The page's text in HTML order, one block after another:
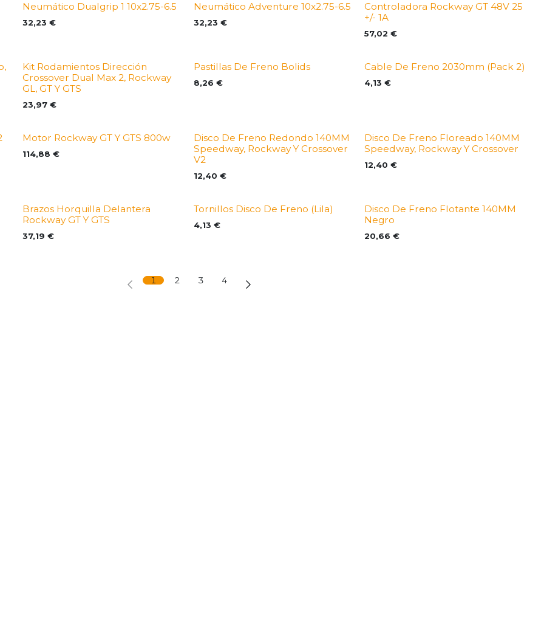
Neumático Dualgrip 1 10x2.75-6.5
32,23 €
Neumático Adventure 10x2.75-6.5
32,23 €
Controladora Rockway GT 48V 25
+/- 1A
57,02 €
Kit Rodamientos Dirección
Crossover Dual Max 2, Rockway
GL, GT Y GTS
23,97 €
Pastillas De Freno Bolids
8,26 €
Cable De Freno 2030mm (Pack 2)
4,13 €
Motor Rockway GT Y GTS 800w
114,88 €
Disco De Freno Redondo 140MM
Speedway, Rockway Y Crossover
V2
12,40 €
Disco De Freno Floreado 140MM
Speedway, Rockway Y Crossover
12,40 €
Brazos Horquilla Delantera
Rockway GT Y GTS
37,19 €
Tornillos Disco De Freno (Lila)
4,13 €
Disco De Freno Flotante 140MM
Negro
20,66 €
1 2 3 4